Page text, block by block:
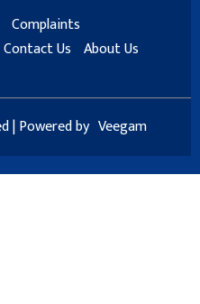
Complaints
Contact Us About Us
| Powered by Veegam